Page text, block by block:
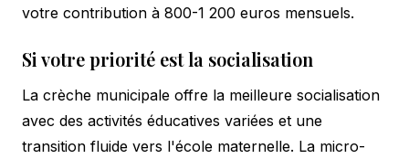
votre contribution à 800-1 200 euros mensuels.
Si votre priorité est la socialisation
La crèche municipale offre la meilleure socialisation
avec des activités éducatives variées et une
transition fluide vers l'école maternelle. La micro-